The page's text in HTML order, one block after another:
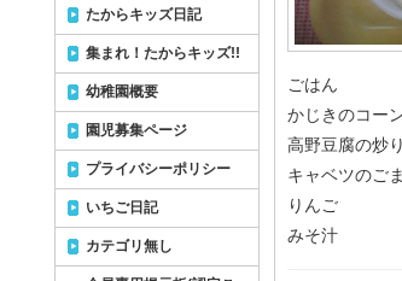
ごはん
かじきのコー
高野豆腐の炒
キャベツのご
りんご
みそ汁
たからキッズ日記
集まれ！たからキッズ!!
幼稚園概要
園児募集ページ
プライバシーポリシー
いちご日記
カテゴリ無し